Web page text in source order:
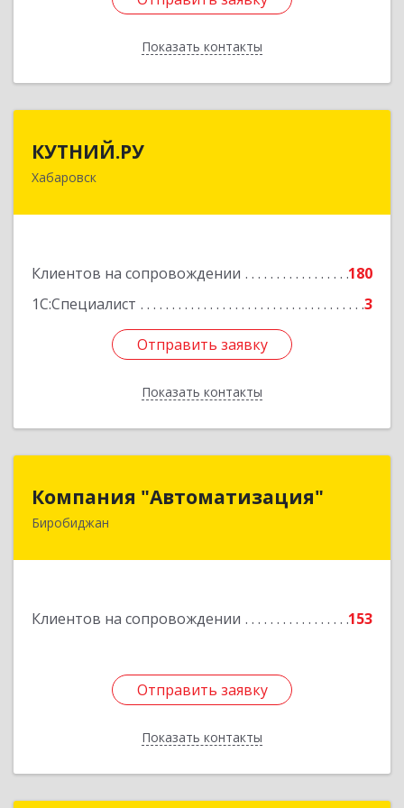
Показать контакты
Назад
КУТНИЙ.РУ
Хабаровск
Клиентов на сопровождении
180
1С:Специалист
3
Отправить заявку
Показать контакты
680007, Хабаровский край, Хабаровск г,
Отправить заявку
Назад
Компания "Автоматизация"
Биробиджан
Клиентов на сопровождении 153
Отправить заявку
Показать контакты
679016, Еврейская Аобл, Биробиджан г,
Отправить заявку
Назад